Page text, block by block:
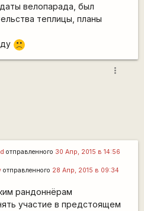
велопарада, был
теплицы, планы
:(
more_vert
отправленного 30 Апр, 2015 в 14:56
отправленного 28 Апр, 2015 в 09:34
рандоннёрам
участие в предстоящем